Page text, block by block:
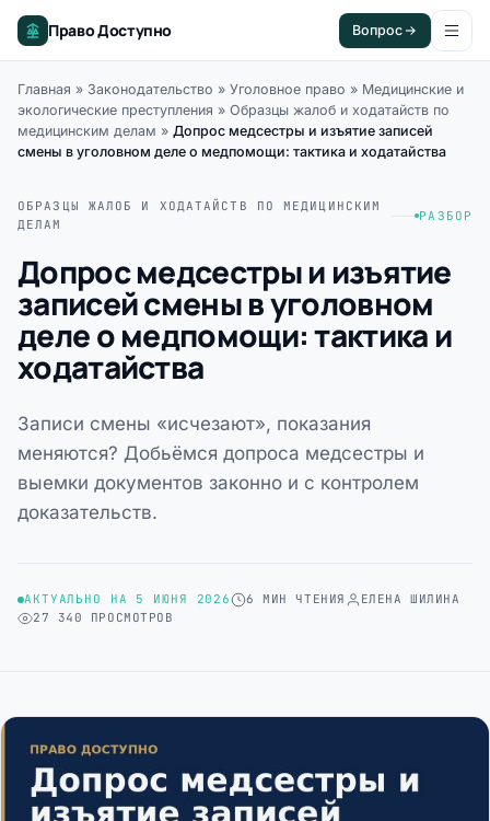
Право Доступно Вопрос
Главная » Законодательство » Уголовное право » Медицинские и
экологические преступления » Образцы жалоб и ходатайств по
медицинским делам » Допрос медсестры и изъятие записей
смены в уголовном деле о медпомощи: тактика и ходатайства
ОБРАЗЦЫ ЖАЛОБ И ХОДАТАЙСТВ ПО МЕДИЦИНСКИМ
ДЕЛАМ
РАЗБОР
Допрос медсестры и изъятие
записей смены в уголовном
деле о медпомощи: тактика и
ходатайства
Записи смены «исчезают», показания
меняются? Добьёмся допроса медсестры и
выемки документов законно и с контролем
доказательств.
АКТУАЛЬНО НА 5 ИЮНЯ 2026 6 МИН ЧТЕНИЯ
ЕЛЕНА ШИЛИНА
27 340 ПРОСМОТРОВ